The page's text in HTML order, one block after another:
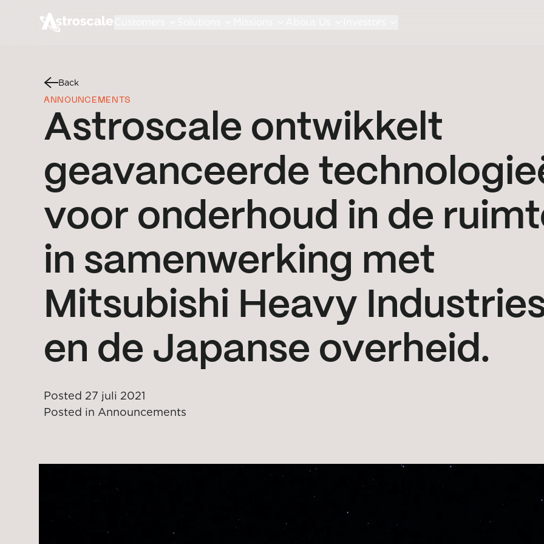
Back
ANNOUNCEMENTS
Astroscale ontwikkelt
geavanceerde
voor onderhoud in de
in samenwerking met
Mitsubishi Heavy
en de Japanse overheid.
Posted 27 juli 2021
Posted in Announcements